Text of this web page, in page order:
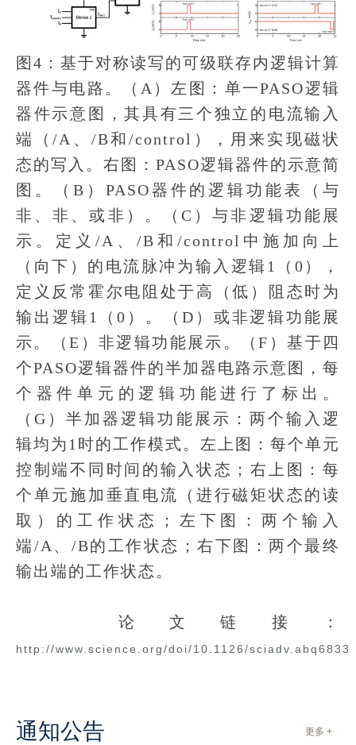
图4：基于对称读写的可级联存内逻辑计算
器件与电路。（A）左图：单一PASO逻辑
器件示意图，其具有三个独立的电流输入
端（/A、/B和/control），用来实现磁状
态的写入。右图：PASO逻辑器件的示意简
图。（B）PASO器件的逻辑功能表（与
非、非、或非）。（C）与非逻辑功能展
示。定义/A、/B和/control中施加向上
（向下）的电流脉冲为输入逻辑1（0），
定义反常霍尔电阻处于高（低）阻态时为
输出逻辑1（0）。（D）或非逻辑功能展
示。（E）非逻辑功能展示。（F）基于四
个PASO逻辑器件的半加器电路示意图，每
个器件单元的逻辑功能进行了标出。
（G）半加器逻辑功能展示：两个输入逻
辑均为1时的工作模式。左上图：每个单元
控制端不同时间的输入状态；右上图：每
个单元施加垂直电流（进行磁矩状态的读
取）的工作状态；左下图：两个输入
端/A、/B的工作状态；右下图：两个最终
输出端的工作状态。
论文链接：
http://www.science.org/doi/10.1126/sciadv.abq6833
通知公告 更多 +